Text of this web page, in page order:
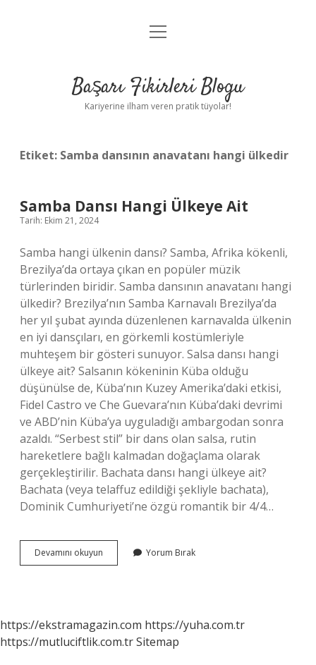
Anasayfa
Yasal Uyarı
menüyü
Başarı Fikirleri Blogu
Kariyerine ilham veren pratik tüyolar!
Etiket: Samba dansının anavatanı hangi ülkedir
Samba Dansı Hangi Ülkeye Ait
Tarih: Ekim 21, 2024
Samba hangi ülkenin dansı? Samba, Afrika kökenli,
Brezilya’da ortaya çıkan en popüler müzik
türlerinden biridir. Samba dansının anavatanı hangi
ülkedir? Brezilya’nın Samba Karnavalı Brezilya’da
her yıl şubat ayında düzenlenen karnavalda ülkenin
en iyi dansçıları, en görkemli kostümleriyle
muhteşem bir gösteri sunuyor. Salsa dansı hangi
ülkeye ait? Salsanın kökeninin Küba olduğu
düşünülse de, Küba’nın Kuzey Amerika’daki etkisi,
Fidel Castro ve Che Guevara’nın Küba’daki devrimi
ve ABD’nin Küba’ya uyguladığı ambargodan sonra
azaldı. “Serbest stil” bir dans olan salsa, rutin
hareketlere bağlı kalmadan doğaçlama olarak
gerçekleştirilir. Bachata dansı hangi ülkeye ait?
Bachata (veya telaffuz edildiği şekliyle bachata),
Dominik Cumhuriyeti’ne özgü romantik bir 4/4…
Devamını okuyun
Dansı
Yorum Bırak
https://ekstramagazin.com https://yuha.com.tr
https://mutluciftlik.com.trSitemap